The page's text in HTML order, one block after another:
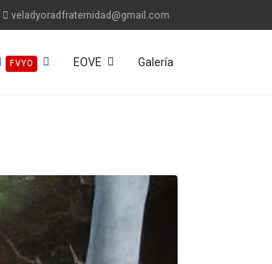
veladyoradfraternidad@gmail.com
FVYO EOVE Galería